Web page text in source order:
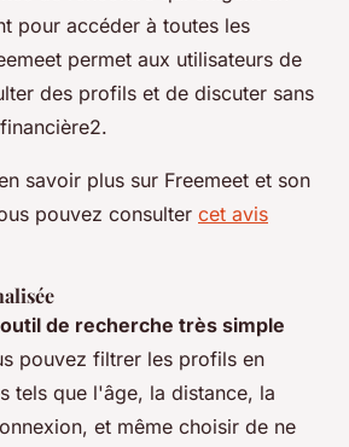
pour accéder à toutes les
permet aux utilisateurs de
des profils et de discuter sans
savoir plus sur Freemeet et son
pouvez consulter cet avis
outil de recherche très simple
pouvez filtrer les profils en
tels que l'âge, la distance, la
et même choisir de ne